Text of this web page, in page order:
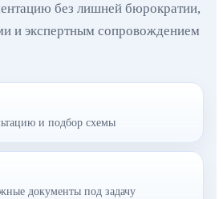
без лишней бюрократии,
и экспертным сопровождением
и подбор схемы
документы под задачу